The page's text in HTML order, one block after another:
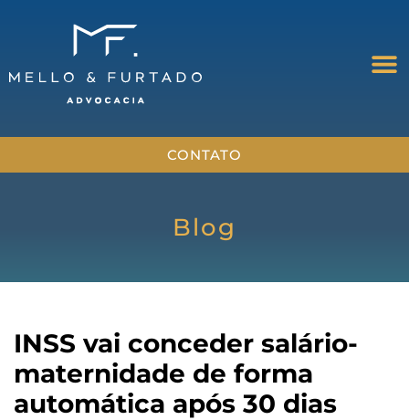
CONTATO
Blog
INSS vai conceder salário-
maternidade de forma
automática após 30 dias